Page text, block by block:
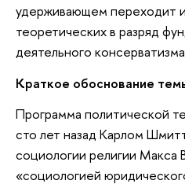
удерживающем переходит
теоретических в разряд
деятельного
Краткое обоснование
Программа политической
сто лет назад Карлом
социологии религии Макса
«социологией